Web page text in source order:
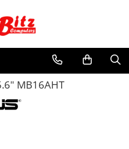
MB16AHT